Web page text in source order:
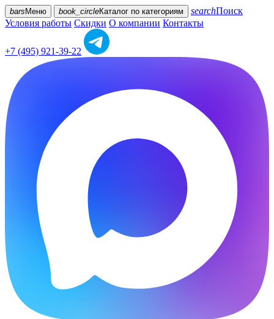
bars Меню book_circleКаталог по категориям searchПоиск
Условия работы Скидки О компании Контакты
+7 (495) 921-39-22